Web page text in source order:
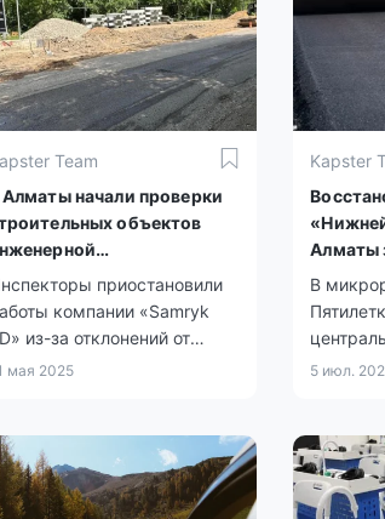
Team
Алматы начали проверки
объектов
приостановили
компании «Samryk
из-за отклонений от
и отсутствия
проверка.
мая 2025
Kapster
Алматы
августа
В
и
августа.
5 июл.